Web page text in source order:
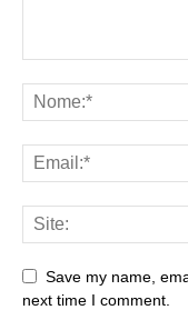
Save my name,
next time I comment.